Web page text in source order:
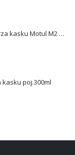
Środek do czyszczenia wnętrza kasku Motul M2 HELMET INTERIOR 250ml
poj.300ml